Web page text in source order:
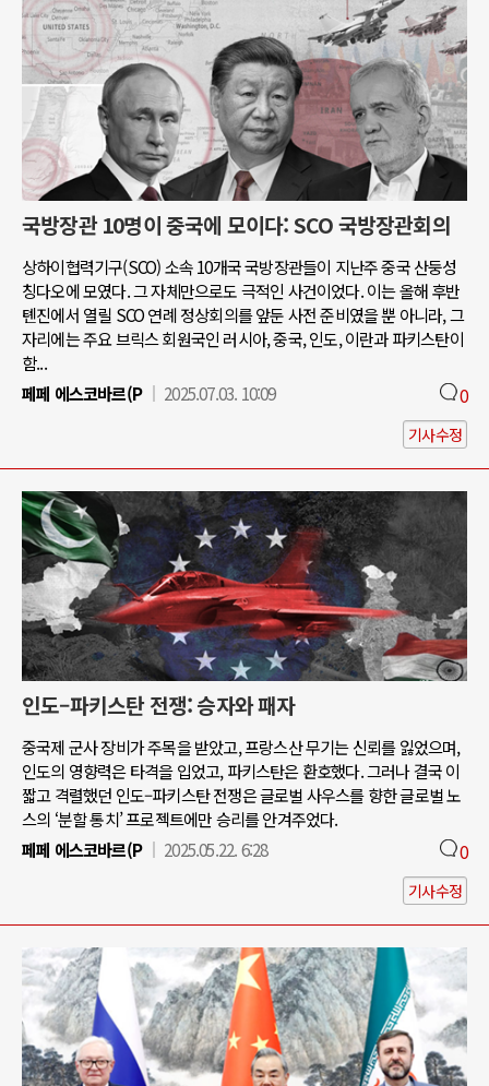
국방장관 10명이 중국에 모이다: SCO 국방장관회의
상하이협력기구(SCO) 소속 10개국 국방장관들이 지난주 중국 산둥성
칭다오에 모였다. 그 자체만으로도 극적인 사건이었다. 이는 올해 후반
톈진에서 열릴 SCO 연례 정상회의를 앞둔 사전 준비였을 뿐 아니라, 그
자리에는 주요 브릭스 회원국인 러시아, 중국, 인도, 이란과 파키스탄이
함...
페페 에스코바르(P
2025.07.03. 10:09 0
기사수정
인도–파키스탄 전쟁: 승자와 패자
중국제 군사 장비가 주목을 받았고, 프랑스산 무기는 신뢰를 잃었으며,
인도의 영향력은 타격을 입었고, 파키스탄은 환호했다. 그러나 결국 이
짧고 격렬했던 인도–파키스탄 전쟁은 글로벌 사우스를 향한 글로벌 노
스의 ‘분할 통치’ 프로젝트에만 승리를 안겨주었다.
페페 에스코바르(P
2025.05.22. 6:28 0
기사수정